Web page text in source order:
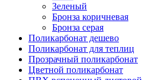
Зеленый
Бронза коричневая
Бронза серая
Поликарбонат дешево
Поликарбонат для теплиц
Прозрачный поликарбонат
Цветной поликарбонат